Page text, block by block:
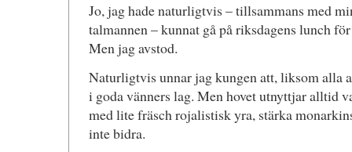
Jo, jag hade naturligtvis – tillsammans med
talmannen – kunnat gå på riksdagens lunch
Men jag avstod.
Naturligtvis unnar jag kungen att, liksom alla
i goda vänners lag. Men hovet utnyttjar alltid
med lite fräsch rojalistisk yra, stärka
inte bidra.